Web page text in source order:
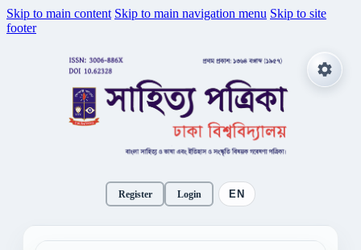
Skip to main content Skip to main navigation menu Skip to site
footer
Register Login EN